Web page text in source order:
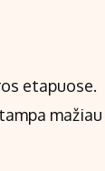
etapuose.
mažiau